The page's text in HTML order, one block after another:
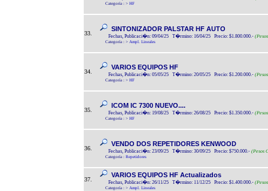
Categoría : > HF
33.
SINTONIZADOR PALSTAR HF AUTO
Fechas, Publicaci�n: 09/04/25 T�rmino: 16/04/25 Precio: $1.800.000.-
Categoría : > Ampl. Lineales
34.
VARIOS EQUIPOS HF
Fechas, Publicaci�n: 05/05/25 T�rmino: 20/05/25 Precio: $1.200.000.-
Categoría : > HF
35.
ICOM IC 7300 NUEVO....
Fechas, Publicaci�n: 19/08/25 T�rmino: 26/08/25 Precio: $1.350.000.-
Categoría : > HF
36.
VENDO DOS REPETIDORES KENWOOD
Fechas, Publicaci�n: 23/09/25 T�rmino: 30/09/25 Precio: $750.000.- (Pesos
Categoría : Repetidores
37.
VARIOS EQUIPOS HF Actualizados
Fechas, Publicaci�n: 26/11/25 T�rmino: 11/12/25 Precio: $1.400.000.-
Categoría : > Ampl. Lineales